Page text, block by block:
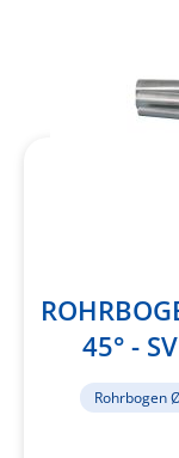
45° -
Rohrbogen